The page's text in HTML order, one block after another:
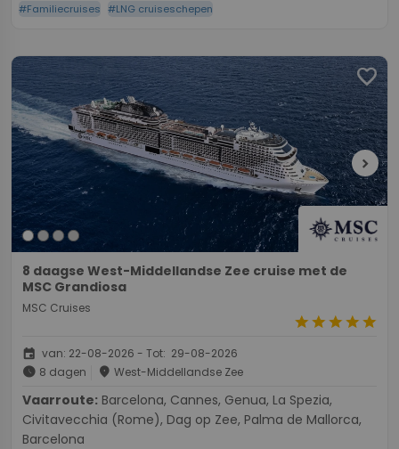
#Familiecruises #LNG cruiseschepen
favorite
chevron_right
8 daagse West-Middellandse Zee cruise met de
MSC Grandiosa
MSC Cruises
starstarstarstarstar
event van: 22-08-2026 - Tot: 29-08-2026
schedule 8 dagen place West-Middellandse Zee
Vaarroute:
Civitavecchia (Rome), Dag op Zee, Palma de Mallorca,
Barcelona